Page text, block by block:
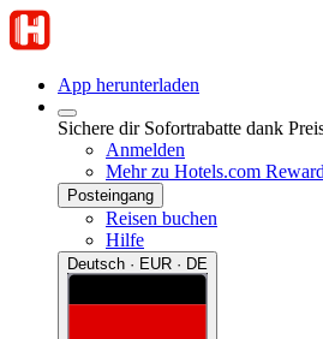
App herunterladen
Sichere dir Sofortrabatte dank
Anmelden
Mehr zu Hotels.com
Posteingang
Reisen buchen
Hilfe
Deutsch · EUR · DE